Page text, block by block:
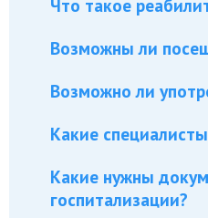
Что такое
Возможны ли
Возможно ли
Какие
Какие нужны
госпитализации?